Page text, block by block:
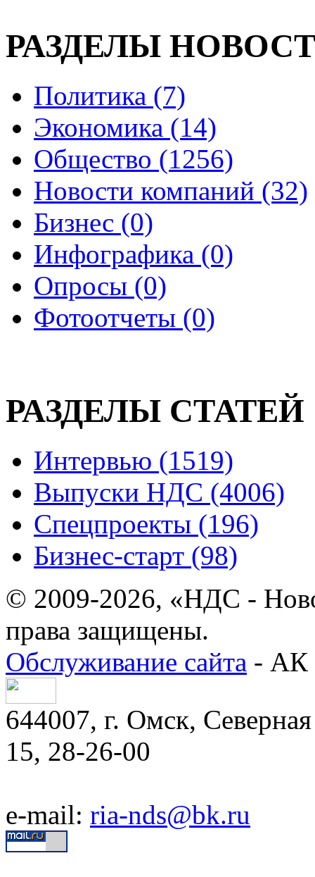
РАЗДЕЛЫ
Политика (7)
Экономика (14)
Общество (1256)
Новости компаний (32)
Бизнес (0)
Инфографика (0)
Опросы (0)
Фотоотчеты (0)
РАЗДЕЛЫ СТАТЕЙ
Интервью (1519)
Выпуски НДС (4006)
Спецпроекты (196)
Бизнес-старт (98)
© 2009-2026, «НДС -
права защищены.
Обслуживание сайта - АК
644007, г. Омск,
15, 28-26-00
e-mail: ria-nds@bk.ru